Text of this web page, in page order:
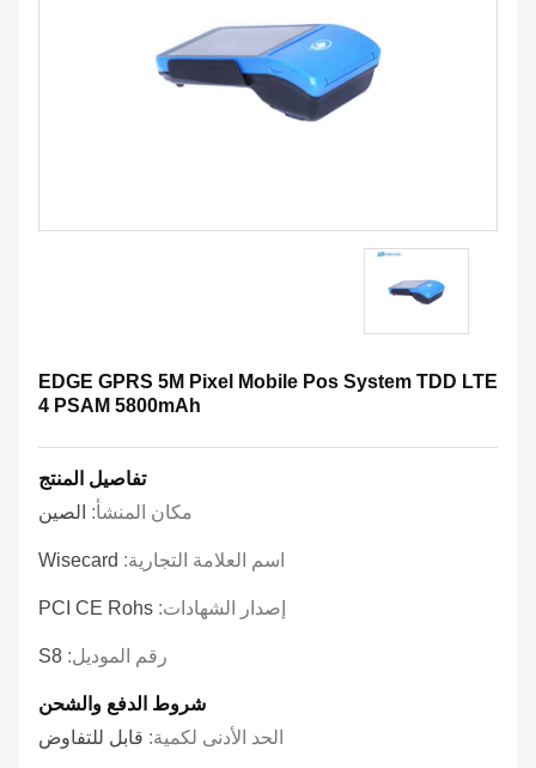
EDGE GPRS 5M Pixel Mobile Pos System TDD LTE
4 PSAM 5800mAh
تفاصيل المنتج
مكان المنشأ: الصين
اسم العلامة التجارية: Wisecard
إصدار الشهادات: PCI CE Rohs
رقم الموديل: S8
شروط الدفع والشحن
الحد الأدنى لكمية: قابل للتفاوض